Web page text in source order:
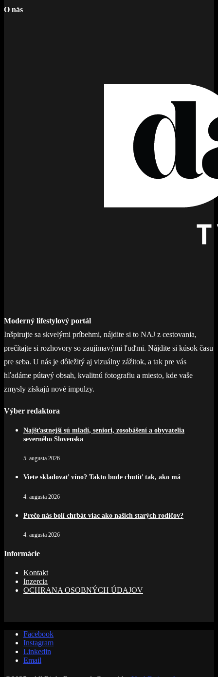
O nás
Moderný lifestylový portál
Inšpirujte sa skvelými príbehmi, nájdite si to NAJ z cestovania,
prečítajte si rozhovory so zaujímavými ľuďmi. Nájdite si kúsok času
pre seba. U nás je dôležitý aj vizuálny zážitok, a tak pre vás
hľadáme pútavý obsah, kvalitnú fotografiu a miesto, kde vaše
zmysly získajú nové impulzy.
Výber redaktora
Najšťastnejší sú mladí, seniori, zosobášení a obyvatelia
severného Slovenska
5. augusta 2026
Viete skladovať víno? Takto bude chutiť tak, ako má
4. augusta 2026
Prečo nás bolí chrbát viac ako našich starých rodičov?
4. augusta 2026
Informácie
Kontakt
Inzercia
OCHRANA OSOBNÝCH ÚDAJOV
Facebook
Instagram
Linkedin
Email